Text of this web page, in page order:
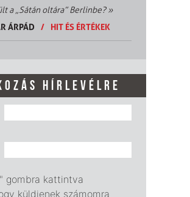
a „Sátán oltára” Berlinbe?»
ÁRPÁD
/ HIT ÉS ÉRTÉKEK
HÍRLEVÉLRE
gombra kattintva
küldjenek számomra